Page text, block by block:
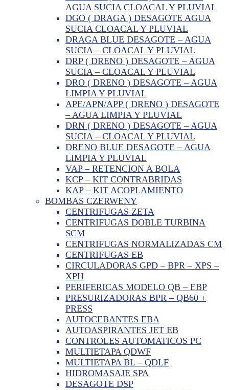
AGUA SUCIA CLOACAL Y PLUVIAL
DGO ( DRAGA ) DESAGOTE AGUA
SUCIA CLOACAL Y PLUVIAL
DRAGA BLUE DESAGOTE – AGUA
SUCIA – CLOACAL Y PLUVIAL
DRP ( DRENO ) DESAGOTE – AGUA
SUCIA – CLOACAL Y PLUVIAL
DRO ( DRENO ) DESAGOTE – AGUA
LIMPIA Y PLUVIAL
APE/APN/APP ( DRENO ) DESAGOTE
– AGUA LIMPIA Y PLUVIAL
DRN ( DRENO ) DESAGOTE – AGUA
SUCIA – CLOACAL Y PLUVIAL
DRENO BLUE DESAGOTE – AGUA
LIMPIA Y PLUVIAL
VAP – RETENCION A BOLA
KCP – KIT CONTRABRIDAS
KAP – KIT ACOPLAMIENTO
BOMBAS CZERWENY
CENTRIFUGAS ZETA
CENTRIFUGAS DOBLE TURBINA
SCM
CENTRIFUGAS NORMALIZADAS CM
CENTRIFUGAS EB
CIRCULADORAS GPD – BPR – XPS –
XPH
PERIFERICAS MODELO QB – EBP
PRESURIZADORAS BPR – QB60 +
PRESS
AUTOCEBANTES EBA
AUTOASPIRANTES JET EB
CONTROLES AUTOMATICOS PC
MULTIETAPA QDWF
MULTIETAPA BL – QDLF
HIDROMASAJE SPA
DESAGOTE DSP